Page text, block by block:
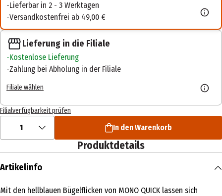
Lieferbar in 2 - 3 Werktagen
Versandkostenfrei ab 49,00 €
Lieferung in die Filiale
Kostenlose Lieferung
Zahlung bei Abholung in der Filiale
Filiale wählen
Filialverfügbarkeit prüfen
1 In den Warenkorb
Produktdetails
Artikelinfo
Mit den hellblauen Bügelflicken von MONO QUICK lassen sich